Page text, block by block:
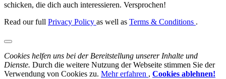
schicken, die dich auch interessieren. Versprochen!
Read our full Privacy Policy as well as Terms & Conditions .
Cookies helfen uns bei der Bereitstellung unserer Inhalte und
Dienste. Durch die weitere Nutzung der Webseite stimmen Sie der
Verwendung von Cookies zu. Mehr erfahren , Cookies ablehnen!